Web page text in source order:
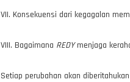
VII. Konsekuensi dari kegagalan
VIII. Bagaimana REDYmenjaga
Setiap perubahan akan